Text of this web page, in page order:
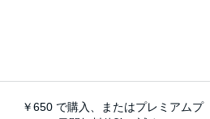
￥650 で購入、またはプレミアムプ